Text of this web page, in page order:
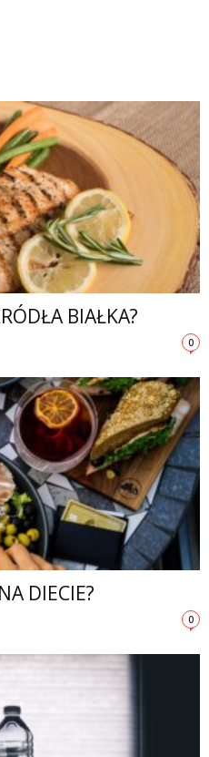
BIAŁKA?
0
DIECIE?
0